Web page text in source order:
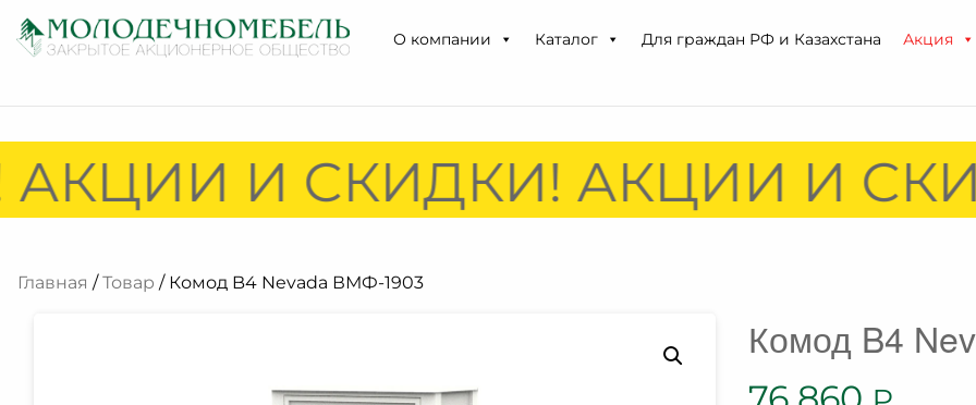
О компании Каталог Для граждан РФ и Казахстана Акция
И СКИДКИ! АКЦИИ И
Главная /Товар / Комод B4 Nevada ВМФ-1903
Комод B4